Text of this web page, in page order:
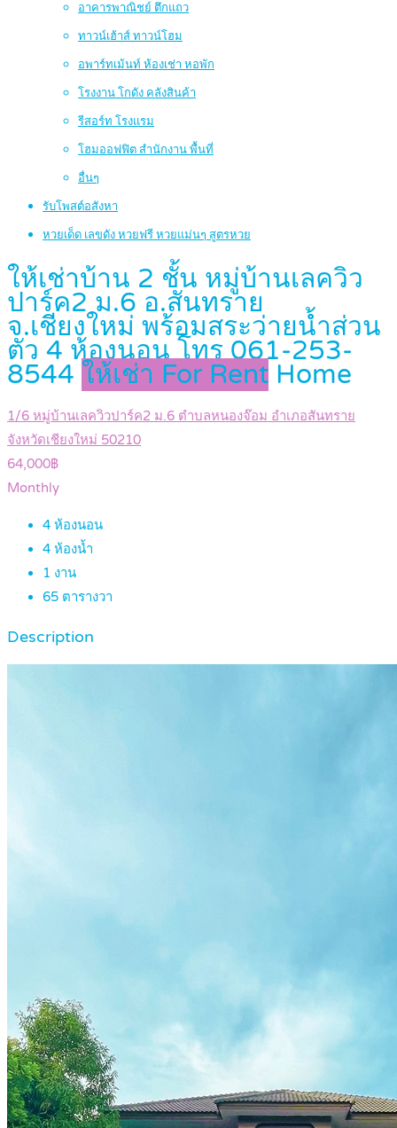
อาคารพาณิชย์ ตึกแถว
ทาวน์เฮ้าส์ ทาวน์โฮม
อพาร์ทเม้นท์ ห้องเช่า หอพัก
โรงงาน โกดัง คลังสินค้า
รีสอร์ท โรงแรม
โฮมออฟฟิต สำนักงาน พื้นที่
อื่นๆ
รับโพสต์อสังหา
หวยเด็ด เลขดัง หวยฟรี หวยแม่นๆ สูตรหวย
ให้เช่าบ้าน 2 ชั้น หมู่บ้านเลควิว
ปาร์ค2 ม.6 อ.สันทราย
จ.เชียงใหม่ พร้อมสระว่ายน้ำส่วน
ตัว 4 ห้องนอน โทร 061-253-
8544 ให้เช่า For Rent Home
1/6 หมู่บ้านเลควิวปาร์ค2 ม.6 ตำบลหนองจ๊อม อำเภอสันทราย
จังหวัดเชียงใหม่ 50210
64,000฿
Monthly
4 ห้องนอน
4 ห้องน้ำ
1 งาน
65 ตารางวา
Description